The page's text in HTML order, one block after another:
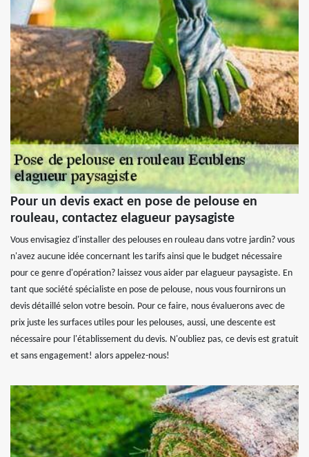
Pour un devis exact en pose de pelouse en
rouleau, contactez elagueur paysagiste
Vous envisagiez d'installer des pelouses en rouleau dans votre jardin? vous
n'avez aucune idée concernant les tarifs ainsi que le budget nécessaire
pour ce genre d'opération? laissez vous aider par elagueur paysagiste. En
tant que société spécialiste en pose de pelouse, nous vous fournirons un
devis détaillé selon votre besoin. Pour ce faire, nous évaluerons avec de
prix juste les surfaces utiles pour les pelouses, aussi, une descente est
nécessaire pour l'établissement du devis. N'oubliez pas, ce devis est gratuit
et sans engagement! alors appelez-nous!